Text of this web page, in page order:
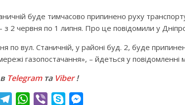
буде тимчасово припинено руху
2 червня по 1 липня. Про це повідомили у
по вул. Станичній, у районі буд. 2, буде
газопостачання», – йдеться у повідомленні
Telegramта Viber!
W